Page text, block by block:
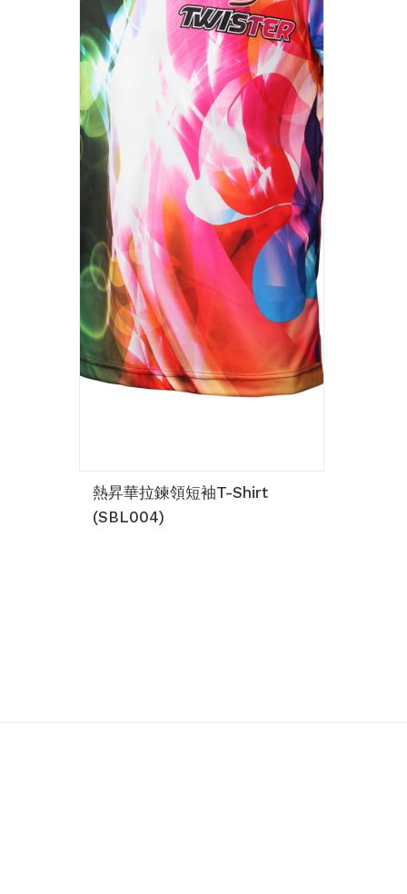
熱昇華拉鍊領短袖T-Shirt
(SBL004)